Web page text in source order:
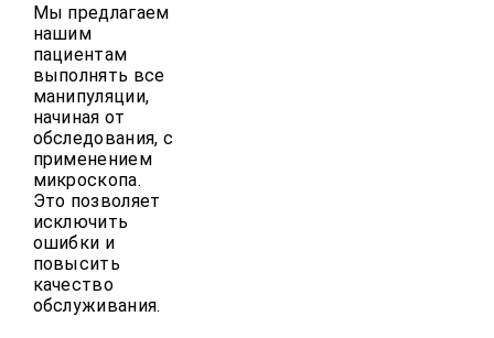
Мы предлагаем
нашим
пациентам
выполнять все
манипуляции,
начиная от
обследования, с
применением
микроскопа.
Это позволяет
исключить
ошибки и
повысить
качество
обслуживания.